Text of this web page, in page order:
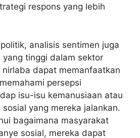
respons yang lebih
analisis sentimen juga
yang tinggi dalam sektor
nirlaba dapat memanfaatkan
persepsi
isu-isu kemanusiaan atau
yang mereka jalankan.
bagaimana masyarakat
sosial, mereka dapat